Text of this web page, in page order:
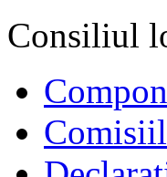
Consiliul